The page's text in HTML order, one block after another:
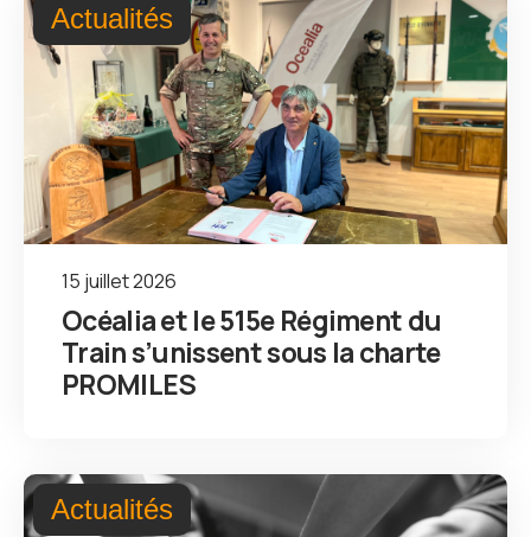
Actualités
15 juillet 2026
Océalia et le 515e Régiment du
Train s’unissent sous la charte
PROMILES
Actualités